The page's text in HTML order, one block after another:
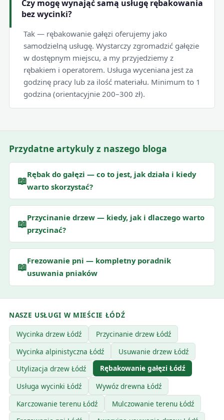
Czy mogę wynająć samą usługę rębakowania
bez wycinki?
Tak — rębakowanie gałęzi oferujemy jako
samodzielną usługę. Wystarczy zgromadzić gałęzie
w dostępnym miejscu, a my przyjedziemy z
rębakiem i operatorem. Usługa wyceniana jest za
godzinę pracy lub za ilość materiału. Minimum to 1
godzina (orientacyjnie 200–300 zł).
Przydatne artykuly z naszego bloga
📖Rębak do gałęzi — co to jest, jak działa i kiedy
warto skorzystać?
📖Przycinanie drzew — kiedy, jak i dlaczego warto
przycinać?
📖Frezowanie pni — kompletny poradnik
usuwania pniaków
NASZE USŁUGI W MIEŚCIE ŁÓDŹ
Wycinka drzew Łódź
Przycinanie drzew Łódź
Wycinka alpinistyczna Łódź
Usuwanie drzew Łódź
Utylizacja drzew Łódź
Rębakowanie gałęzi Łódź
Usługa wycinki Łódź
Wywóz drewna Łódź
Karczowanie terenu Łódź
Mulczowanie terenu Łódź